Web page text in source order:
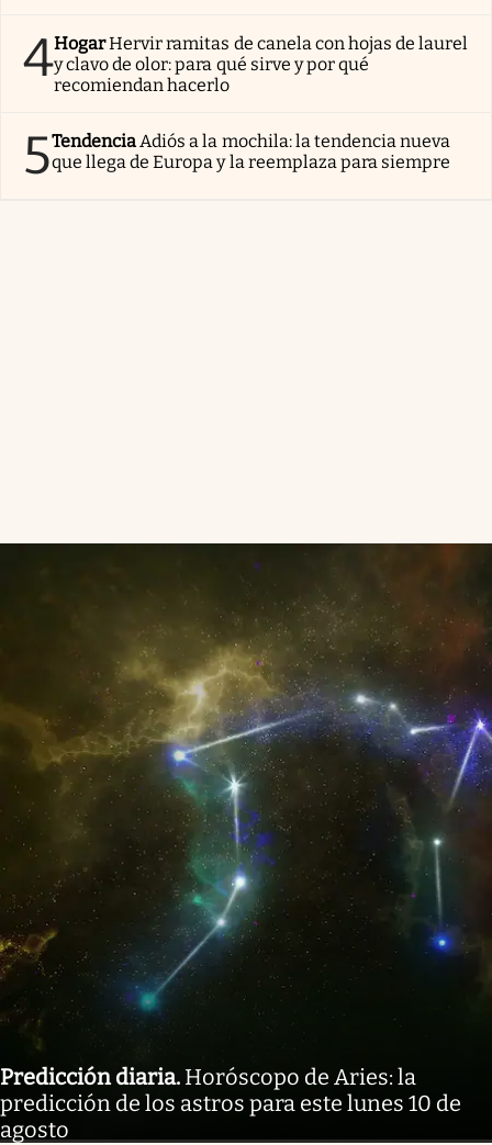
4HogarHervir ramitas de canela con hojas de laurel
y clavo de olor: para qué sirve y por qué
recomiendan hacerlo
5TendenciaAdiós a la mochila: la tendencia nueva
que llega de Europa y la reemplaza para siempre
Predicción diaria. Horóscopo de Aries: la
predicción de los astros para este lunes 10 de
agosto